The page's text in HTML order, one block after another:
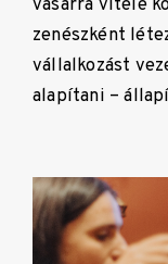
vásárra vitele
zenészként
vállalkozást
alapítani –